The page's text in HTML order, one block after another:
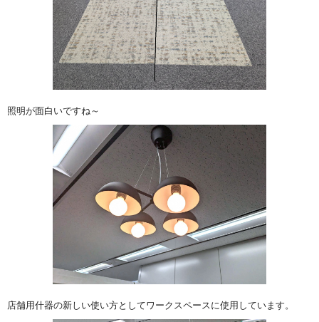
照明が面白いですね～
店舗用什器の新しい使い方としてワークスペースに使用しています。